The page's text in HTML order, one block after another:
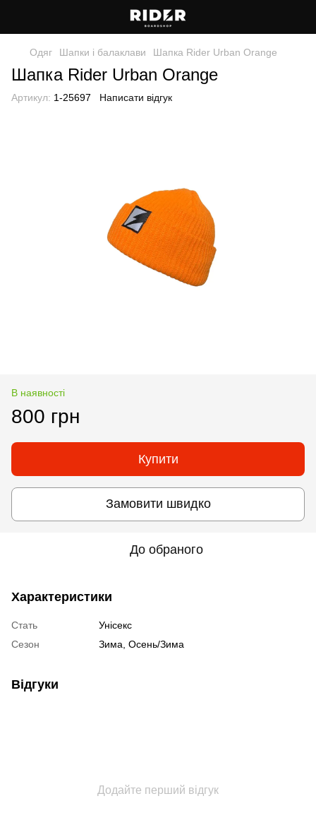
Одяг Шапки і балаклави Шапка Rider Urban Orange
Шапка Rider Urban Orange
Артикул: 1-25697 Написати відгук
В наявності
800 грн
Купити
Замовити швидко
До обраного
Характеристики
Стать
Унісекс
Сезон
Зима, Осень/Зима
Відгуки
Додайте перший відгук